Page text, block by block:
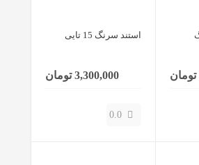
استند سرنگ 15 تایی
3,300,000 تومان
0.0